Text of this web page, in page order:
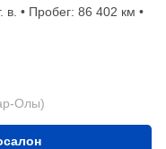
в. • Пробег: 86 402 км •
Олы)